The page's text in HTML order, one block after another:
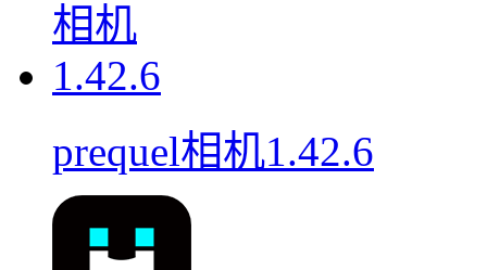
prequel相机1.42.6